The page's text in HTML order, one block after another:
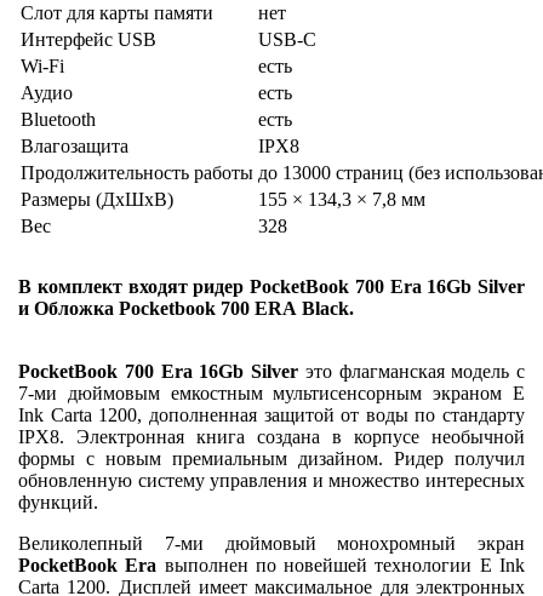
Слот для карты памяти
нет
Интерфейс USB
USB-C
Wi-Fi
есть
Аудио
есть
Bluetooth
есть
Влагозащита
IPX8
Продолжительность работы до 13000 страниц (без
Размеры (ДхШхВ)
155 × 134,3 × 7,8 мм
Вес
328
В комплект входят ридер PocketBook 700 Era 16Gb Silver
и Обложка Pocketbook 700 ERA Black.
PocketBook 700 Era 16Gb Silver это флагманская модель с
7-ми дюймовым емкостным мультисенсорным экраном E
Ink Carta 1200, дополненная защитой от воды по стандарту
IPX8. Электронная книга создана в корпусе необычной
формы с новым премиальным дизайном. Ридер получил
обновленную систему управления и множество интересных
функций.
Великолепный 7-ми дюймовый монохромный экран
PocketBook Era выполнен по новейшей технологии E Ink
Carta 1200. Дисплей имеет максимальное для электронных